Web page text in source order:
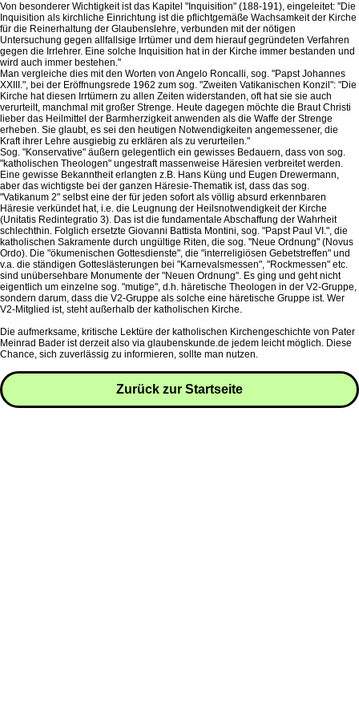
Von besonderer Wichtigkeit ist das Kapitel "Inquisition" (188-191), eingeleitet: "Die
Inquisition als kirchliche Einrichtung ist die pflichtgemäße Wachsamkeit der Kirche
für die Reinerhaltung der Glaubenslehre, verbunden mit der nötigen
Untersuchung gegen allfallsige Irrtümer und dem hierauf gegründeten Verfahren
gegen die Irrlehrer. Eine solche Inquisition hat in der Kirche immer bestanden und
wird auch immer bestehen."
Man vergleiche dies mit den Worten von Angelo Roncalli, sog. "Papst Johannes
XXIII.", bei der Eröffnungsrede 1962 zum sog. "Zweiten Vatikanischen Konzil": "Die
Kirche hat diesen Irrtümern zu allen Zeiten widerstanden, oft hat sie sie auch
verurteilt, manchmal mit großer Strenge. Heute dagegen möchte die Braut Christi
lieber das Heilmittel der Barmherzigkeit anwenden als die Waffe der Strenge
erheben. Sie glaubt, es sei den heutigen Notwendigkeiten angemessener, die
Kraft ihrer Lehre ausgiebig zu erklären als zu verurteilen."
Sog. "Konservative" äußern gelegentlich ein gewisses Bedauern, dass von sog.
"katholischen Theologen" ungestraft massenweise Häresien verbreitet werden.
Eine gewisse Bekanntheit erlangten z.B. Hans Küng und Eugen Drewermann,
aber das wichtigste bei der ganzen Häresie-Thematik ist, dass das sog.
"Vatikanum 2" selbst eine der für jeden sofort als völlig absurd erkennbaren
Häresie verkündet hat, i.e. die Leugnung der Heilsnotwendigkeit der Kirche
(Unitatis Redintegratio 3). Das ist die fundamentale Abschaffung der Wahrheit
schlechthin. Folglich ersetzte Giovanni Battista Montini, sog. "Papst Paul VI.", die
katholischen Sakramente durch ungültige Riten, die sog. "Neue Ordnung" (Novus
Ordo). Die "ökumenischen Gottesdienste", die "interreligiösen Gebetstreffen" und
v.a. die ständigen Gotteslästerungen bei "Karnevalsmessen", "Rockmessen" etc.
sind unübersehbare Monumente der "Neuen Ordnung". Es ging und geht nicht
eigentlich um einzelne sog. "mutige", d.h. häretische Theologen in der V2-Gruppe,
sondern darum, dass die V2-Gruppe als solche eine häretische Gruppe ist. Wer
V2-Mitglied ist, steht außerhalb der katholischen Kirche.
Die aufmerksame, kritische Lektüre der katholischen Kirchengeschichte von Pater
Meinrad Bader ist derzeit also via glaubenskunde.de jedem leicht möglich. Diese
Chance, sich zuverlässig zu informieren, sollte man nutzen.
Zurück zur Startseite